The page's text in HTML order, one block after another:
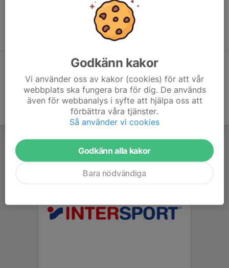
automatiskt på denna sida
Godkänn kakor
Vi använder oss av kakor (cookies) för att vår
webbplats ska fungera bra för dig. De används
även för webbanalys i syfte att hjälpa oss att
förbättra våra tjänster.
Så använder vi cookies
Godkänn alla kakor
Bara nödvändiga